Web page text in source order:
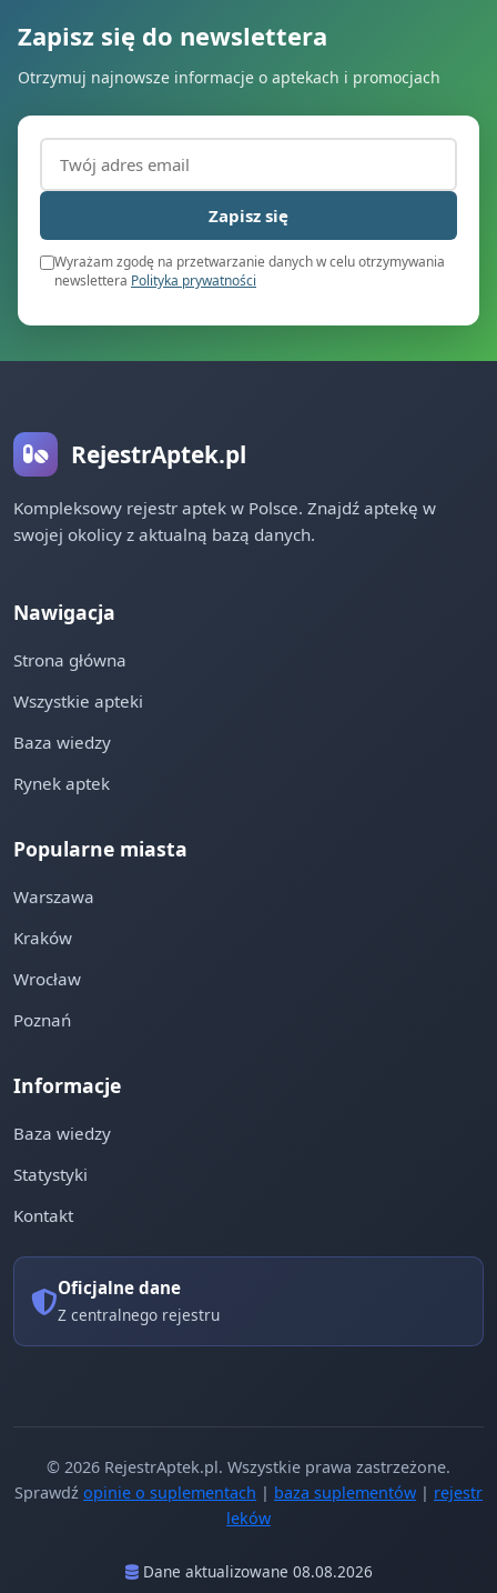
Zapisz się do newslettera
Otrzymuj najnowsze informacje o aptekach i promocjach
Adres email (wymagany)
Zapisz się
Wyrażam zgodę na przetwarzanie danych w celu otrzymywania
newslettera Polityka prywatności
RejestrAptek.pl
Kompleksowy rejestr aptek w Polsce. Znajdź aptekę w
swojej okolicy z aktualną bazą danych.
Nawigacja
Strona główna
Wszystkie apteki
Baza wiedzy
Rynek aptek
Popularne miasta
Warszawa
Kraków
Wrocław
Poznań
Informacje
Baza wiedzy
Statystyki
Kontakt
Oficjalne dane
Z centralnego rejestru
© 2026 RejestrAptek.pl. Wszystkie prawa zastrzeżone.
Sprawdź opinie o suplementach | baza suplementów | rejestr
leków
Dane aktualizowane 08.08.2026